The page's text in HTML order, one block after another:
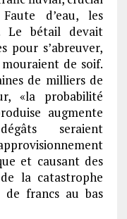
d’eau, les
Le bétail devait
pour s’abreuver,
de soif.
de milliers de
«la probabilité
augmente
seraient
et causant des
la catastrophe
de francs au bas